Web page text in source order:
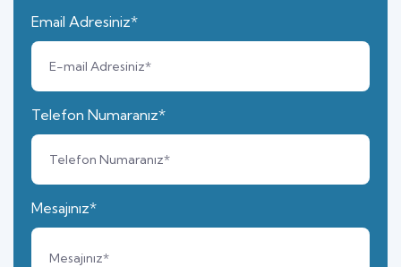
Email Adresiniz*
Telefon Numaranız*
Mesajınız*